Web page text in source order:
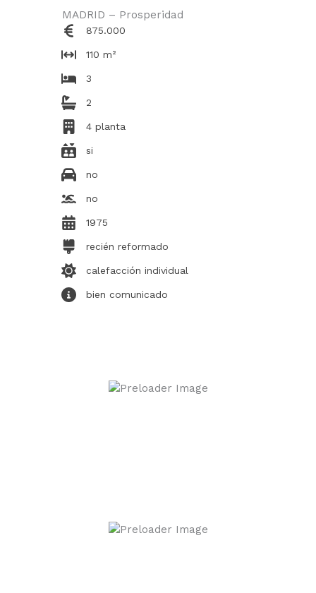
MADRID – Prosperidad
875.000
110 m²
3
2
4 planta
si
no
no
1975
recién reformado
calefacción individual
bien comunicado